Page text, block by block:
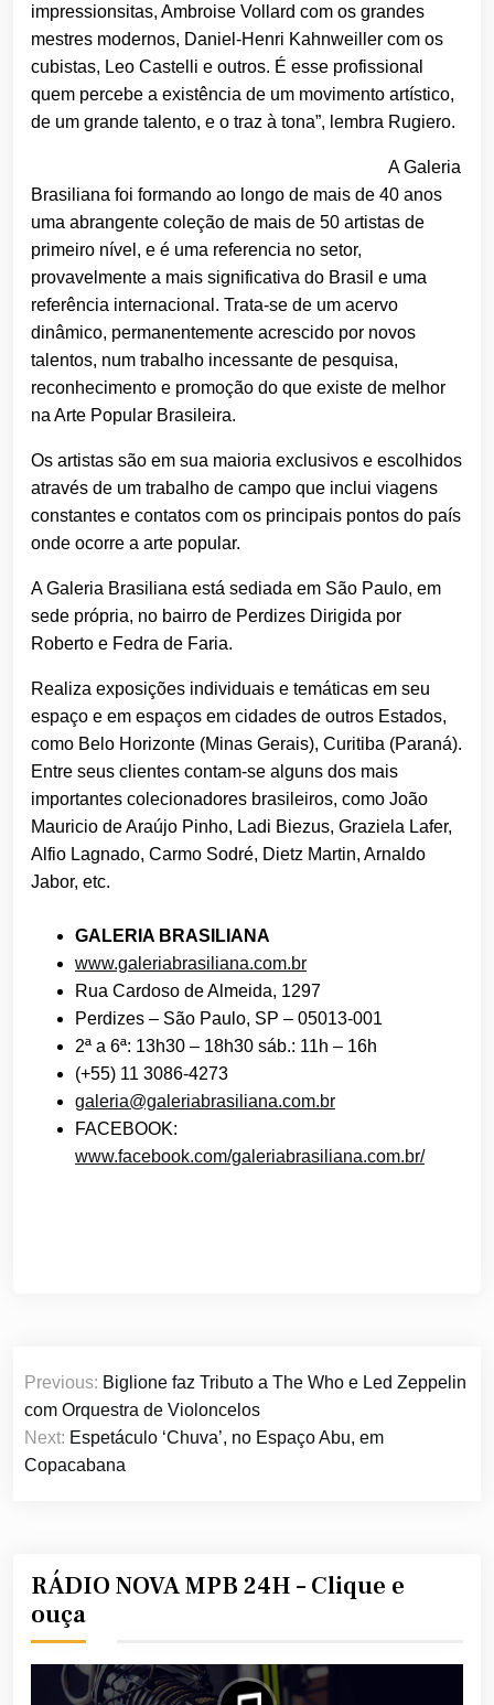
impressionsitas, Ambroise Vollard com os grandes
mestres modernos, Daniel-Henri Kahnweiller com os
cubistas, Leo Castelli e outros. É esse profissional
quem percebe a existência de um movimento artístico,
de um grande talento, e o traz à tona”, lembra Rugiero.
A Galeria
Brasiliana foi formando ao longo de mais de 40 anos
uma abrangente coleção de mais de 50 artistas de
primeiro nível, e é uma referencia no setor,
provavelmente a mais significativa do Brasil e uma
referência internacional. Trata-se de um acervo
dinâmico, permanentemente acrescido por novos
talentos, num trabalho incessante de pesquisa,
reconhecimento e promoção do que existe de melhor
na Arte Popular Brasileira.
Os artistas são em sua maioria exclusivos e escolhidos
através de um trabalho de campo que inclui viagens
constantes e contatos com os principais pontos do país
onde ocorre a arte popular.
A Galeria Brasiliana está sediada em São Paulo, em
sede própria, no bairro de Perdizes Dirigida por
Roberto e Fedra de Faria.
Realiza exposições individuais e temáticas em seu
espaço e em espaços em cidades de outros Estados,
como Belo Horizonte (Minas Gerais), Curitiba (Paraná).
Entre seus clientes contam-se alguns dos mais
importantes colecionadores brasileiros, como João
Mauricio de Araújo Pinho, Ladi Biezus, Graziela Lafer,
Alfio Lagnado, Carmo Sodré, Dietz Martin, Arnaldo
Jabor, etc.
GALERIA BRASILIANA
www.galeriabrasiliana.com.br
Rua Cardoso de Almeida, 1297
Perdizes – São Paulo, SP – 05013-001
2ª a 6ª: 13h30 – 18h30 sáb.: 11h – 16h
(+55) 11 3086-4273
galeria@galeriabrasiliana.com.br
FACEBOOK:
www.facebook.com/galeriabrasiliana.com.br/
Navegação
de
Post
Previous: Biglione faz Tributo a The Who e Led Zeppelin
com Orquestra de Violoncelos
Next: Espetáculo ‘Chuva’, no Espaço Abu, em
Copacabana
RÁDIO NOVA MPB 24H – Clique e
ouça